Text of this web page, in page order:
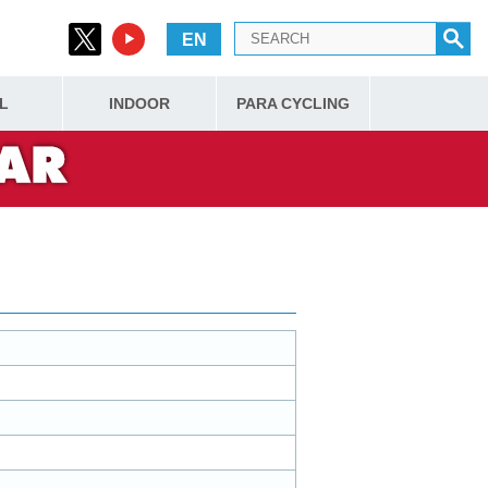
EN
INDOOR PARA CYCLING